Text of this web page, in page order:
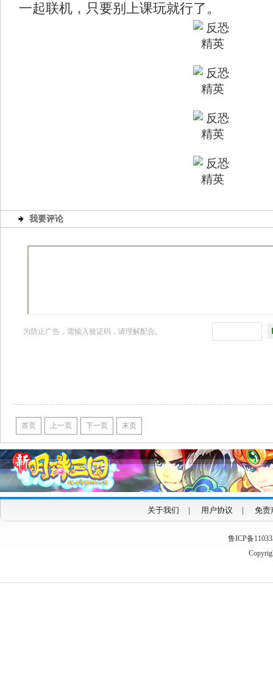
一起联机，只要别上课玩就行了。
我要评论
为防止广告，需输入验证码，请理解配合。
首页 上一页 下一页 末页
关于我们 | 用户协议 | 免责
鲁ICP备